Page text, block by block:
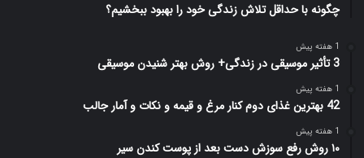
چگونه با حداقل تلاش زندگی خود را بهبود ببخشیم؟
1 هفته پیش
3 تأثیر موسیقی در زندگی+ روش بهتر شنیدن موسیقی
1 هفته پیش
42 بهترین غذای دوم کنار مرغ و قیمه و نکات و آمار جالب
1 هفته پیش
۱۰ روش رفع سوزش دست بعد از پوست کندن سیر